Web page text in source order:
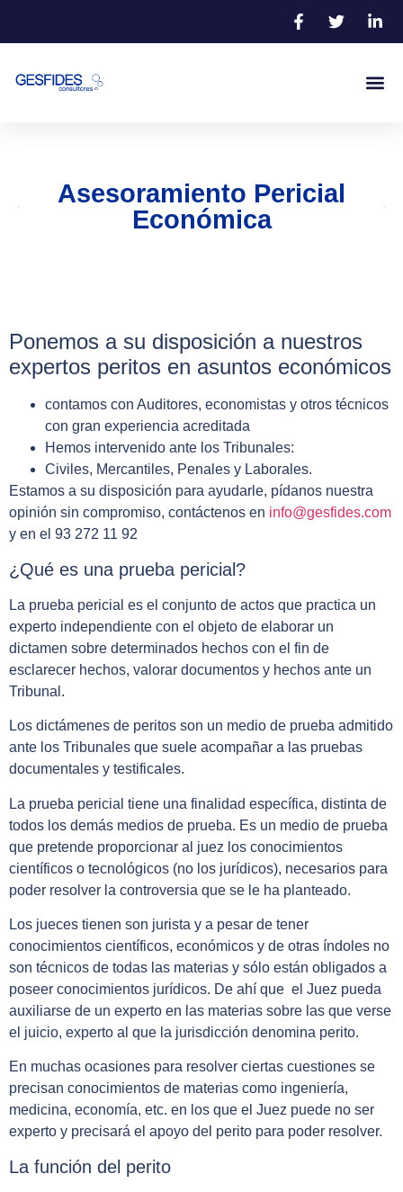
Asesoramiento Pericial
Económica
Ponemos a su disposición a nuestros
expertos peritos en asuntos económicos
contamos con Auditores, economistas y otros técnicos
con gran experiencia acreditada
Hemos intervenido ante los Tribunales:
Civiles, Mercantiles, Penales y Laborales.
Estamos a su disposición para ayudarle, pídanos nuestra
opinión sin compromiso, contáctenos en info@gesfides.com
y en el 93 272 11 92
¿Qué es una prueba pericial?
La prueba pericial es el conjunto de actos que practica un
experto independiente con el objeto de elaborar un
dictamen sobre determinados hechos con el fin de
esclarecer hechos, valorar documentos y hechos ante un
Tribunal.
Los dictámenes de peritos son un medio de prueba admitido
ante los Tribunales que suele acompañar a las pruebas
documentales y testificales.
La prueba pericial tiene una finalidad específica, distinta de
todos los demás medios de prueba. Es un medio de prueba
que pretende proporcionar al juez los conocimientos
científicos o tecnológicos (no los jurídicos), necesarios para
poder resolver la controversia que se le ha planteado.
Los jueces tienen son jurista y a pesar de tener
conocimientos científicos, económicos y de otras índoles no
son técnicos de todas las materias y sólo están obligados a
poseer conocimientos jurídicos. De ahí que el Juez pueda
auxiliarse de un experto en las materias sobre las que verse
el juicio, experto al que la jurisdicción denomina perito.
En muchas ocasiones para resolver ciertas cuestiones se
precisan conocimientos de materias como ingeniería,
medicina, economía, etc. en los que el Juez puede no ser
experto y precisará el apoyo del perito para poder resolver.
La función del perito